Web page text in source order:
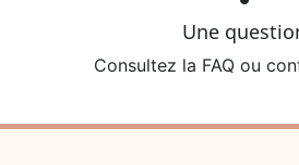
Une
Consultez la FAQ ou